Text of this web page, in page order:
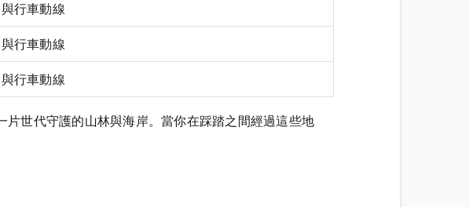
行車動線
行車動線
行車動線
世代守護的山林與海岸。當你在踩踏之間經過這些地